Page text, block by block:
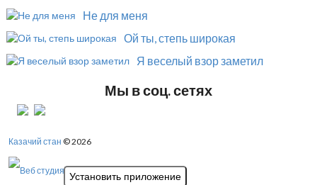
Не для меня
Ой ты, степь широкая
Я веселый взор заметил
Мы в соц. сетях
Казачий стан © 2026
Установить приложение